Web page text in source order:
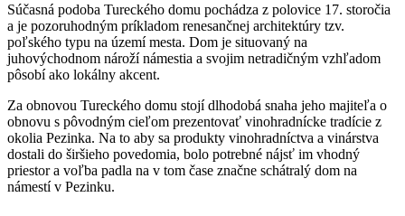
Súčasná podoba Tureckého domu pochádza z polovice 17. storočia
a je pozoruhodným príkladom renesančnej architektúry tzv.
poľského typu na území mesta. Dom je situovaný na
juhovýchodnom nároží námestia a svojim netradičným vzhľadom
pôsobí ako lokálny akcent.
Za obnovou Tureckého domu stojí dlhodobá snaha jeho majiteľa o
obnovu s pôvodným cieľom prezentovať vinohradnícke tradície z
okolia Pezinka. Na to aby sa produkty vinohradníctva a vinárstva
dostali do širšieho povedomia, bolo potrebné nájsť im vhodný
priestor a voľba padla na v tom čase značne schátralý dom na
námestí v Pezinku.